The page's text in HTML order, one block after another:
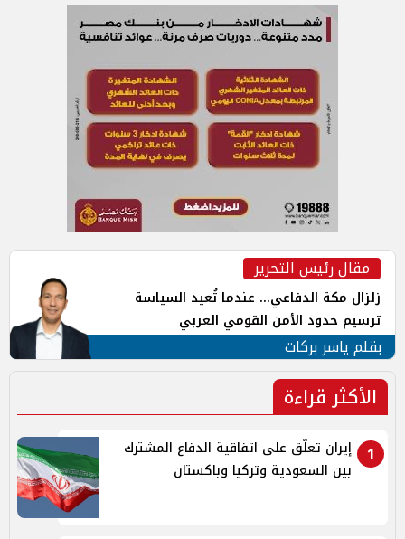
مقال رئيس التحرير
زلزال مكة الدفاعي... عندما تُعيد السياسة
ترسيم حدود الأمن القومي العربي
بقلم ياسر بركات
الأكثر قراءة
1
إيران تعلّق على اتفاقية الدفاع المشترك
بين السعودية وتركيا وباكستان